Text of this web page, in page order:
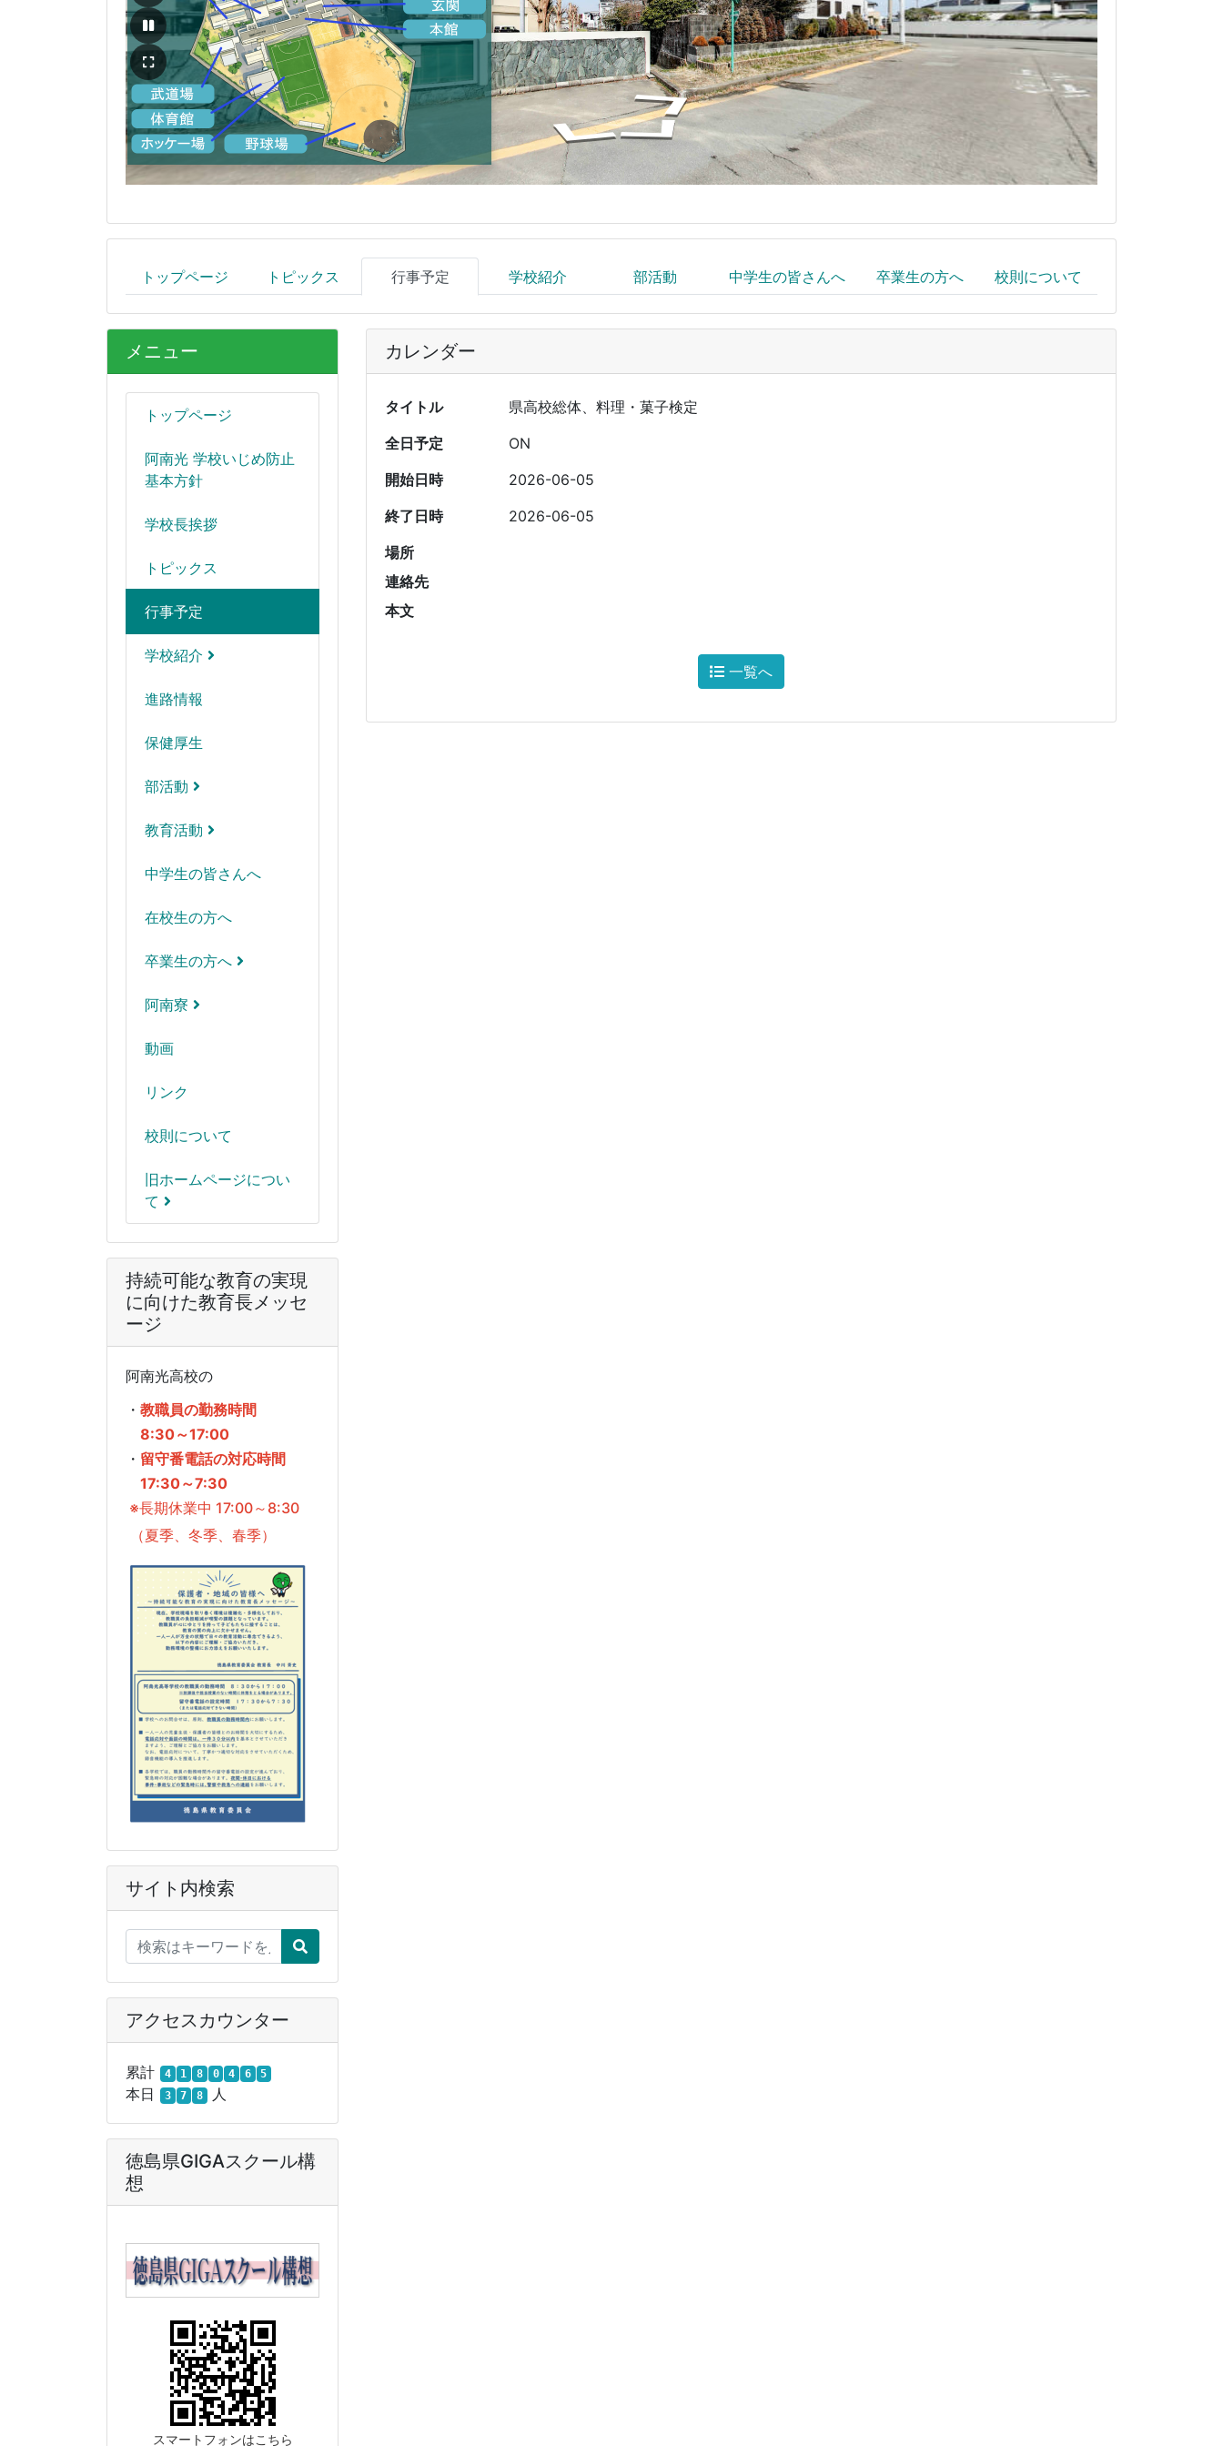
トップページ トピックス 行事予定 学校紹介 部活動 中学生の皆さんへ 卒業生の方へ 校則について
メニュー
トップページ
阿南光 学校いじめ防止
基本方針
学校長挨拶
トピックス
行事予定
学校紹介
進路情報
保健厚生
部活動
教育活動
中学生の皆さんへ
在校生の方へ
卒業生の方へ
阿南寮
動画
リンク
校則について
旧ホームページについ
て
持続可能な教育の実現
に向けた教育長メッセ
ージ
阿南光高校の
・ 教職員の勤務時間
8:30～17:00
・ 留守番電話の対応時間
17:30～7:30
※長期休業中 17:00～8:30
（夏季、冬季、春季）
サイト内検索
アクセスカウンター
累計 4 1 8 0 4 6 5
本日 3 7 8 人
徳島県GIGAスクール構
想
スマートフォンはこちら
カレンダー
タイトル
県高校総体、料理・菓子検定
全日予定
ON
開始日時
2026-06-05
終了日時
2026-06-05
場所
連絡先
本文
一覧へ